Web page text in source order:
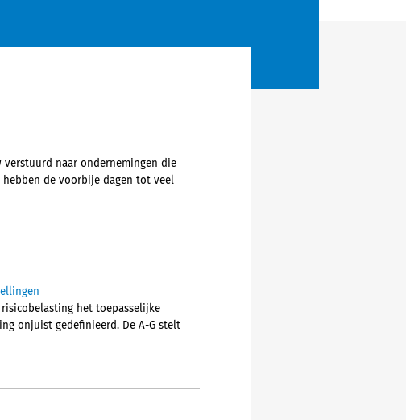
verstuurd naar ondernemingen die
hebben de voorbije dagen tot veel
het toepasselijke
onjuist gedefinieerd. De A-G stelt